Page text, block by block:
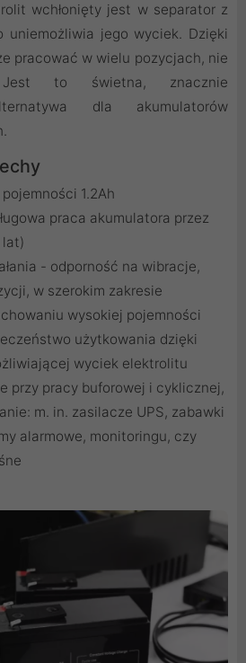
wchłonięty jest w separator z
uniemożliwia jego wyciek. Dzięki
pracować w wielu pozycjach, nie
to świetna, znacznie
dla akumulatorów
1.2Ah
praca akumulatora przez
lat)
- odporność na wibracje,
w szerokim zakresie
wysokiej pojemności
użytkowania dzięki
wyciek elektrolitu
przy pracy buforowej i cyklicznej,
m. in. zasilacze UPS, zabawki
alarmowe, monitoringu, czy